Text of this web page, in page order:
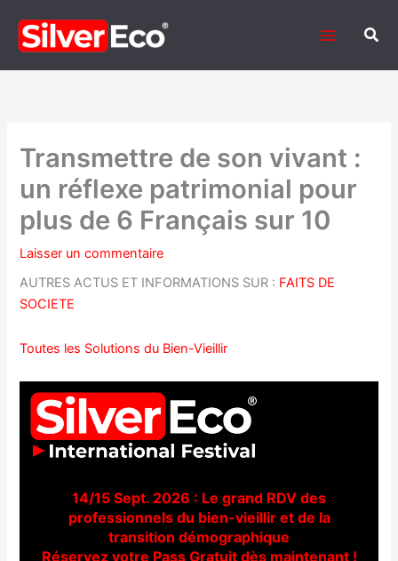
contenu
Transmettre de son vivant :
un réflexe patrimonial pour
plus de 6 Français sur 10
Laisser un commentaire
AUTRES ACTUS ET INFORMATIONS SUR : FAITS DE
SOCIETE
Toutes les Solutions du Bien-Vieillir
14/15 Sept. 2026 : Le grand RDV des
professionnels du bien-vieillir et de la
transition démographique
Réservez votre Pass Gratuit dès maintenant !